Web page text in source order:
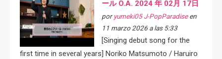
ール O.A. 2024 年 02月 17日
por yumeki05 J-PopParadiseen
11 marzo 2026 a las 5:33
[Singing debut song for the
first time in several years] Noriko Matsumoto / Haruiro